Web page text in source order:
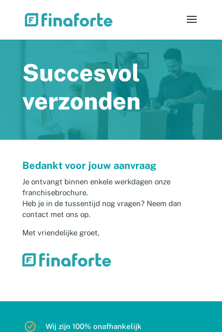
Succesvol
verzonden
Bedankt voor jouw aanvraag
Je ontvangt binnen enkele werkdagen onze
franchisebrochure.
Heb je in de tussentijd nog vragen? Neem dan
contact met ons op.
Met vriendelijke groet,
Wij zijn 100% onafhankelijk